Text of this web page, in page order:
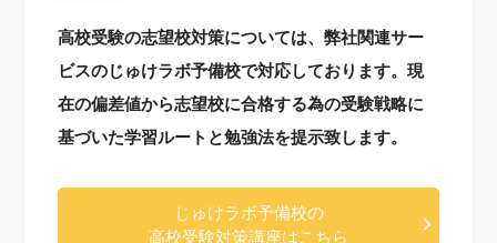
高校受験の志望校対策については、弊社関連サー
ビスのじゅけラボ予備校で対応しております。現
在の偏差値から志望校に合格する為の受験戦略に
基づいた学習ルートと勉強法を提示致します。
じゅけラボ予備校の
高校受験対策講座はこちら